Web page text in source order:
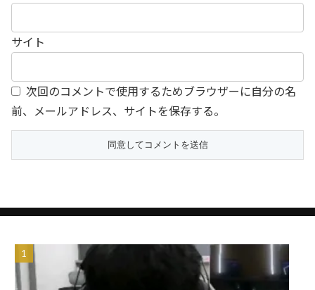
サイト
次回のコメントで使用するためブラウザーに自分の名
前、メールアドレス、サイトを保存する。